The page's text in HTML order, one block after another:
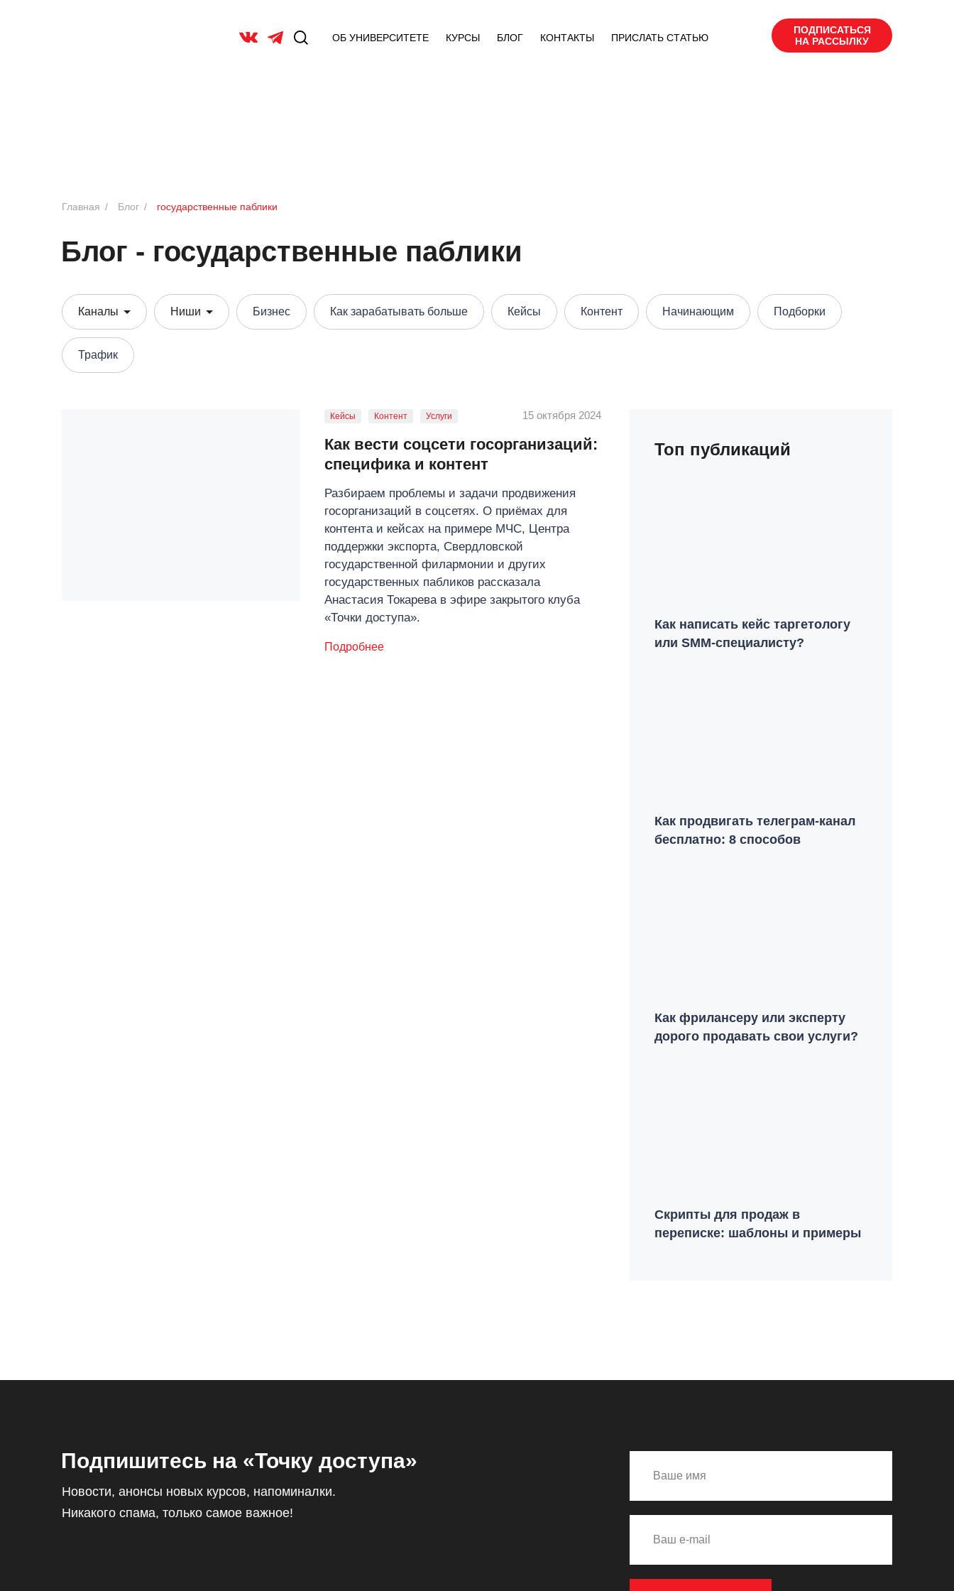
ОБ УНИВЕРСИТЕТЕ КУРСЫ БЛОГ КОНТАКТЫ ПРИСЛАТЬ СТАТЬЮ
ПОДПИСАТЬСЯ
НА РАССЫЛКУ
Главная / Блог / государственные паблики
Блог - государственные паблики
Каналы Ниши Бизнес Как зарабатывать больше Кейсы Контент Начинающим Подборки
Трафик
15 октября 2024
Кейсы Контент Услуги
Как вести соцсети госорганизаций:
специфика и контент
Разбираем проблемы и задачи продвижения
госорганизаций в соцсетях. О приёмах для
контента и кейсах на примере МЧС, Центра
поддержки экспорта, Свердловской
государственной филармонии и других
государственных пабликов рассказала
Анастасия Токарева в эфире закрытого клуба
«Точки доступа».
Подробнее
Топ публикаций
Как написать кейс таргетологу
или SMM-специалисту?
Как продвигать телеграм-канал
бесплатно: 8 способов
Как фрилансеру или эксперту
дорого продавать свои услуги?
Скрипты для продаж в
переписке: шаблоны и примеры
Подпишитесь на «Точку доступа»
Новости, анонсы новых курсов, напоминалки.
Никакого спама, только самое важное!